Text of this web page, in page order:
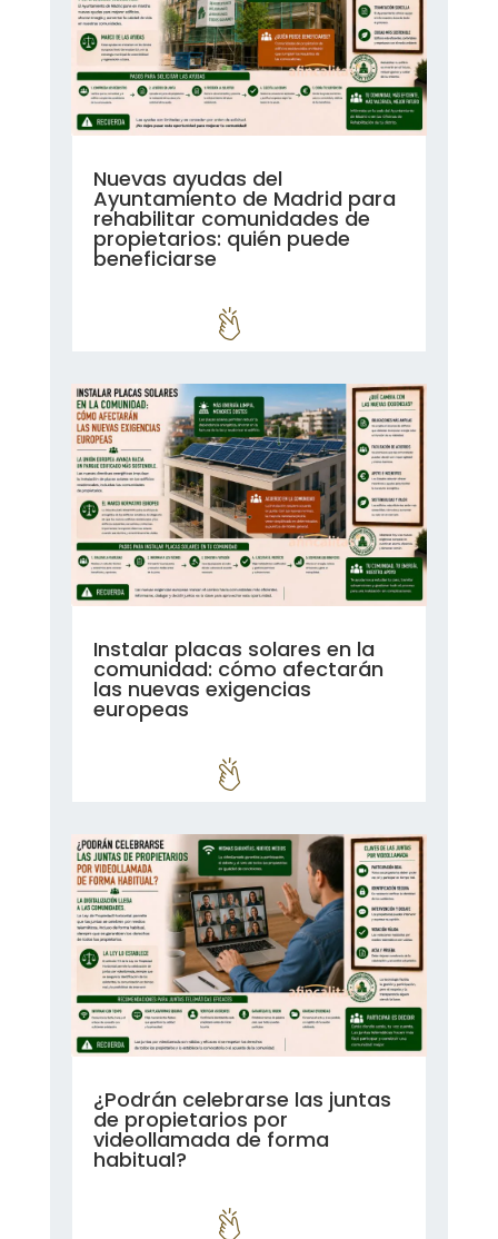
Nuevas ayudas del
Ayuntamiento de Madrid para
rehabilitar comunidades de
propietarios: quién puede
beneficiarse
Instalar placas solares en la
comunidad: cómo afectarán
las nuevas exigencias
europeas
¿Podrán celebrarse las juntas
de propietarios por
videollamada de forma
habitual?